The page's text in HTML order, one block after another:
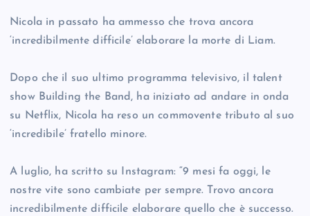
Nicola in passato ha ammesso che trova ancora
‘incredibilmente difficile’ elaborare la morte di Liam.
Dopo che il suo ultimo programma televisivo, il talent
show Building the Band, ha iniziato ad andare in onda
su Netflix, Nicola ha reso un commovente tributo al suo
‘incredibile’ fratello minore.
A luglio, ha scritto su Instagram: “9 mesi fa oggi, le
nostre vite sono cambiate per sempre. Trovo ancora
incredibilmente difficile elaborare quello che è successo.